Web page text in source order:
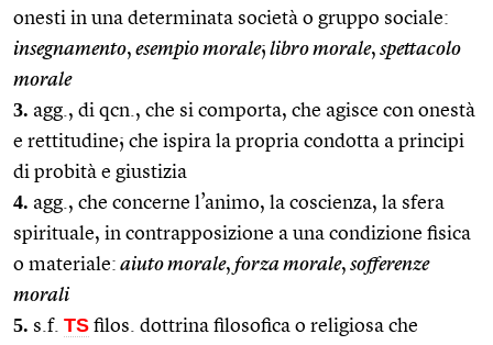
onesti in una determinata società o gruppo sociale:
insegnamento, esempio morale; libro morale, spettacolo
morale
3. agg., di qcn., che si comporta, che agisce con onestà
e rettitudine; che ispira la propria condotta a principi
di probità e giustizia
4. agg., che concerne l’animo, la coscienza, la sfera
spirituale, in contrapposizione a una condizione fisica
o materiale: aiuto morale, forza morale, sofferenze
morali
5. s.f. TS filos. dottrina filosofica o religiosa che